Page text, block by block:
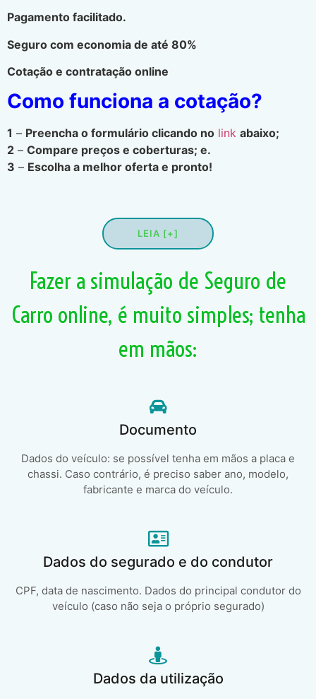
Pagamento facilitado.
Seguro com economia de até 80%
Cotação e contratação online
Como funciona a cotação?
1 – Preencha o formulário clicando no link abaixo;
2 – Compare preços e coberturas; e.
3 – Escolha a melhor oferta e pronto!
LEIA [+]
Fazer a simulação de Seguro de
Carro online, é muito simples; tenha
em mãos:
Documento
Dados do veículo: se possível tenha em mãos a placa e
chassi. Caso contrário, é preciso saber ano, modelo,
fabricante e marca do veículo.
Dados do segurado e do condutor
CPF, data de nascimento. Dados do principal condutor do
veículo (caso não seja o próprio segurado)
Dados da utilização